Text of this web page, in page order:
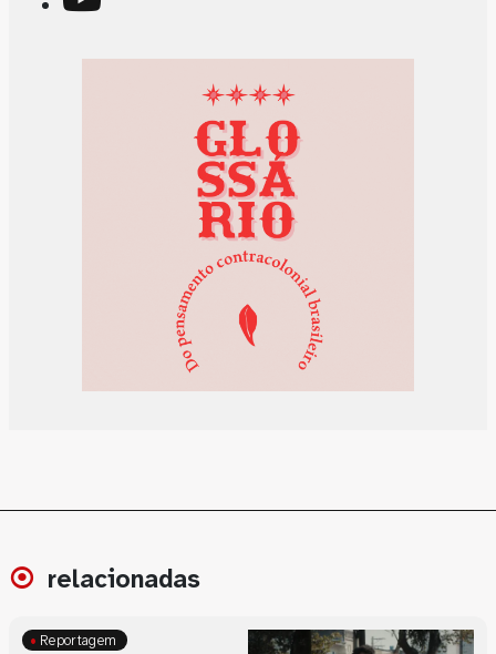
relacionadas
Reportagem